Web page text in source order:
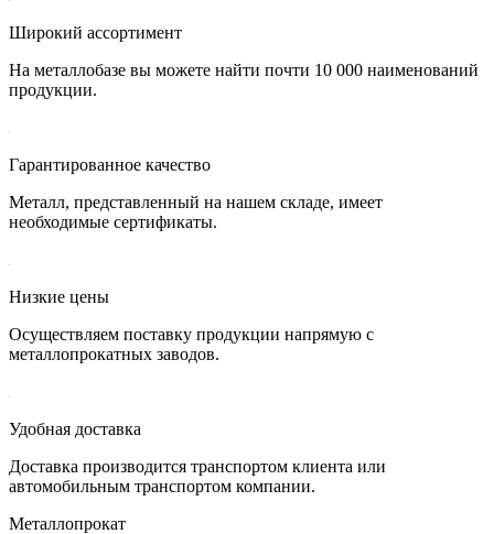
Широкий ассортимент
На металлобазе вы можете найти почти 10 000 наименований
продукции.
Гарантированное качество
Металл, представленный на нашем складе, имеет
необходимые сертификаты.
Низкие цены
Осуществляем поставку продукции напрямую с
металлопрокатных заводов.
Удобная доставка
Доставка производится транспортом клиента или
автомобильным транспортом компании.
Металлопрокат